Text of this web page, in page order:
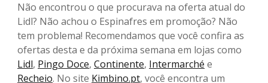
Não encontrou o que procurava na oferta atual do
Lidl? Não achou o Espinafres em promoção? Não
tem problema! Recomendamos que você confira as
ofertas desta e da próxima semana em lojas como
Lidl, Pingo Doce, Continente, Intermarché e
Recheio. No site Kimbino.pt, você encontra um